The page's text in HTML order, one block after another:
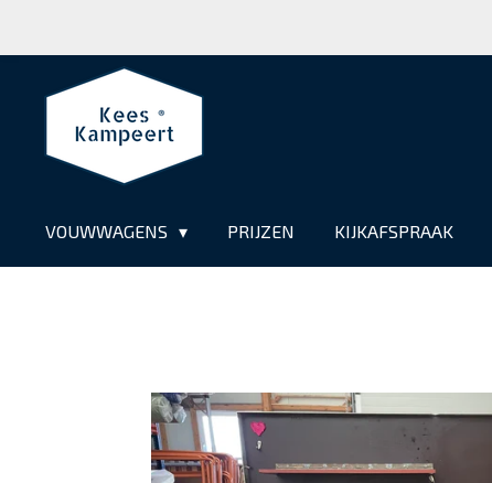
naar
hoofdinhoud
VOUWWAGENS PRIJZEN KIJKAFSPRAAK